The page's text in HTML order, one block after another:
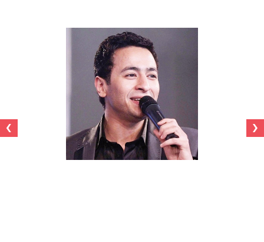
‹
›